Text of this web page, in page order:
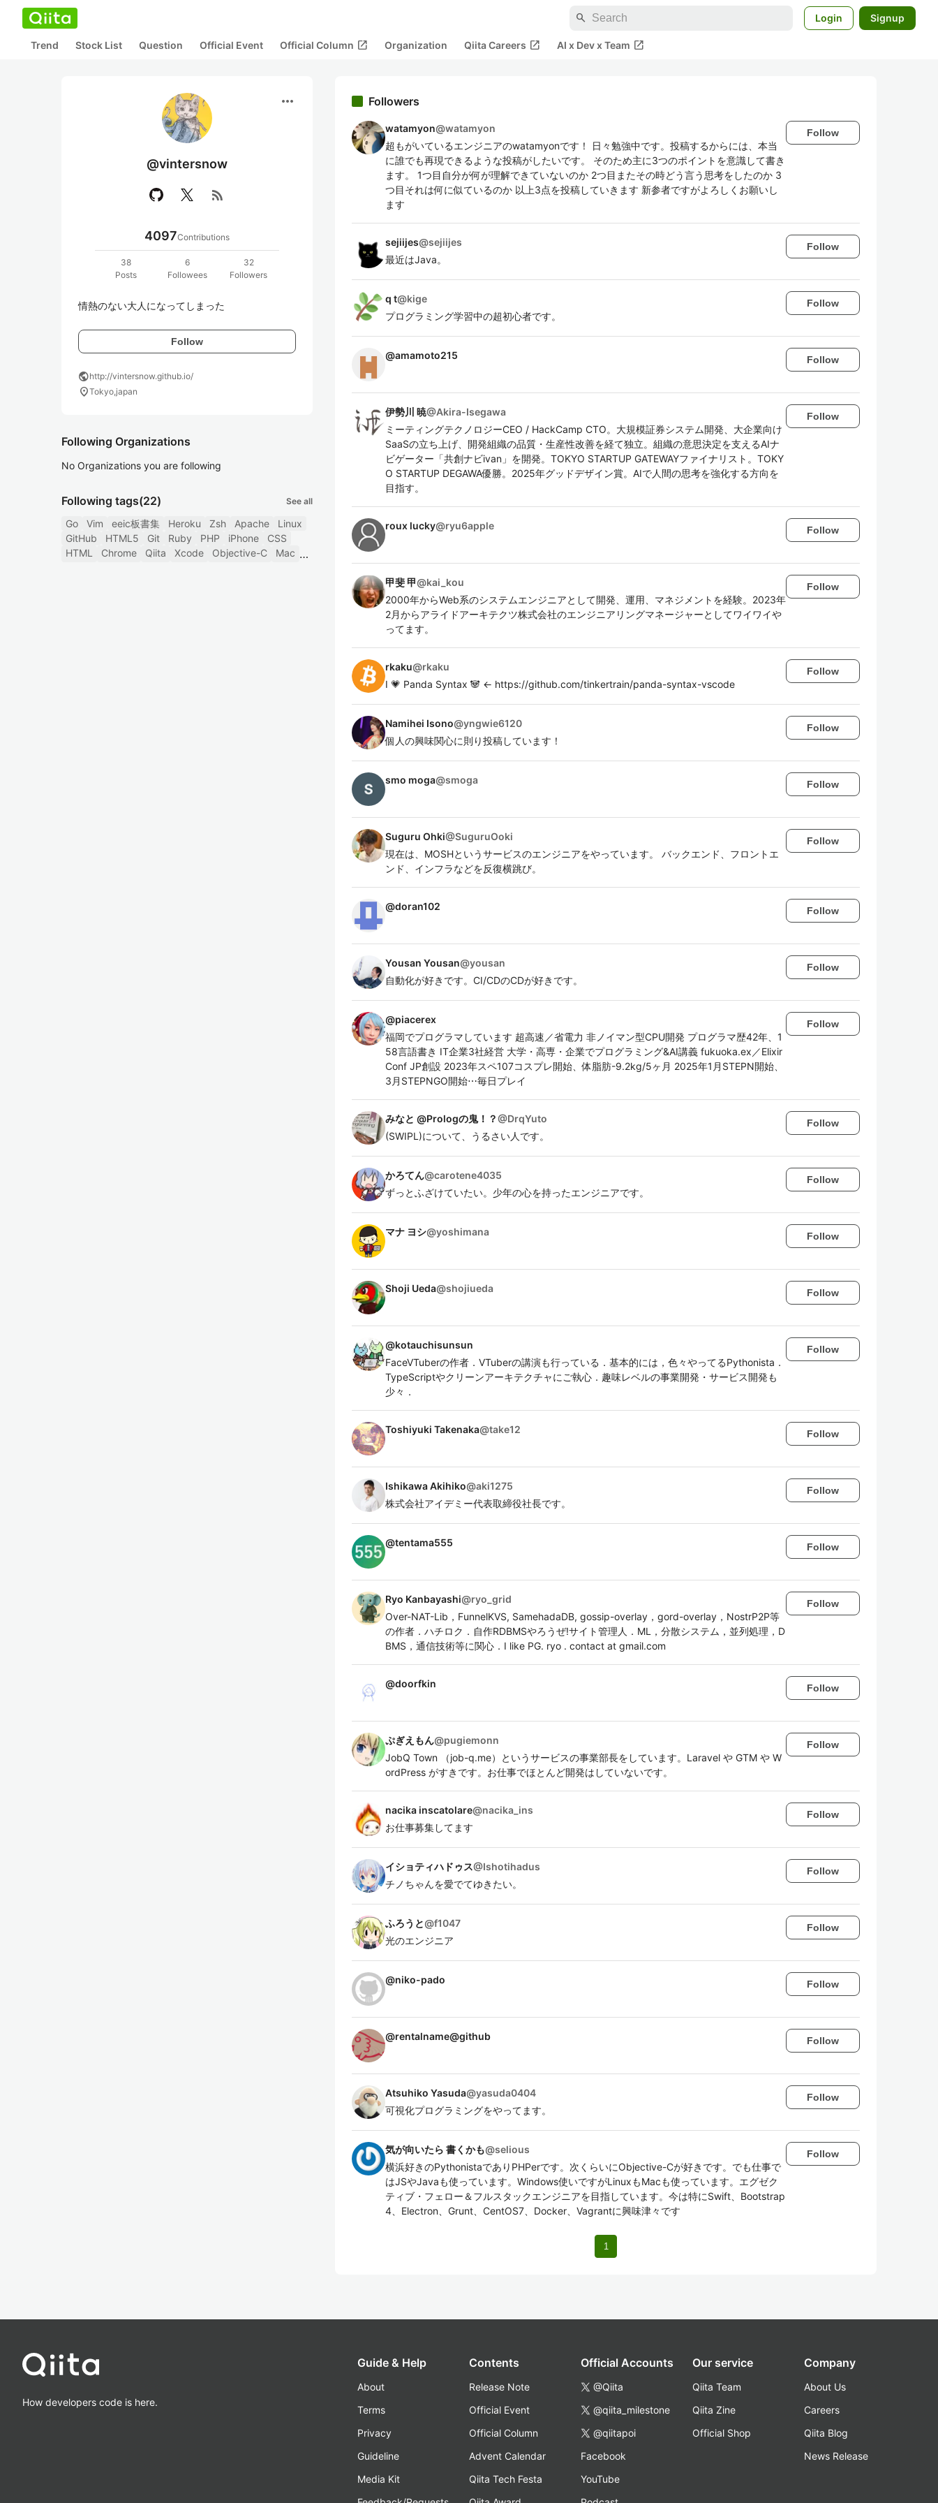
search Login Signup
Trend Stock List Question Official Event Official Column open_in_new Organization Qiita Careers open_in_new AI x Dev x Team open_in_new
more_horiz
@vintersnow
rss_feed
4097Contributions
38
Posts
6
Followees
32
Followers
情熱のない大人になってしまった
Follow
publichttp://vintersnow.github.io/
location_onTokyo,japan
Following Organizations
No Organizations you are following
Following tags(22) See all
Go Vim eeic板書集 Heroku Zsh Apache
Linux
GitHub
HTML5 Git Ruby PHP iPhone
CSS
HTML
Chrome Qiita Xcode Objective-C Mac
Followers
watamyon@watamyon
超もがいているエンジニアのwatamyonです！ 日々勉強中です。投稿するからには、本当
に誰でも再現できるような投稿がしたいです。 そのため主に3つのポイントを意識して書き
ます。 1つ目自分が何が理解できていないのか 2つ目またその時どう言う思考をしたのか 3
つ目それは何に似ているのか 以上3点を投稿していきます 新参者ですがよろしくお願いし
ます
Follow
sejiijes@sejiijes
最近はJava。
Follow
q t@kige
プログラミング学習中の超初心者です。
Follow
@amamoto215 Follow
伊勢川 暁@Akira-Isegawa
ミーティングテクノロジーCEO / HackCamp CTO。大規模証券システム開発、大企業向け
SaaSの立ち上げ、開発組織の品質・生産性改善を経て独立。組織の意思決定を支えるAIナ
ビゲーター「共創ナビivan」を開発。TOKYO STARTUP GATEWAYファイナリスト。TOKY
O STARTUP DEGAWA優勝。2025年グッドデザイン賞。AIで人間の思考を強化する方向を
目指す。
Follow
roux lucky@ryu6apple Follow
甲斐 甲@kai_kou
2000年からWeb系のシステムエンジニアとして開発、運用、マネジメントを経験。2023年
2月からアライドアーキテクツ株式会社のエンジニアリングマネージャーとしてワイワイや
ってます。
Follow
rkaku@rkaku
I 💗 Panda Syntax 🐼 <- https://github.com/tinkertrain/panda-syntax-vscode
Follow
Namihei Isono@yngwie6120
個人の興味関心に則り投稿しています！
Follow
smo moga@smoga Follow
Suguru Ohki@SuguruOoki
現在は、MOSHというサービスのエンジニアをやっています。 バックエンド、フロントエ
ンド、インフラなどを反復横跳び。
Follow
@doran102 Follow
Yousan Yousan@yousan
自動化が好きです。CI/CDのCDが好きです。
Follow
@piacerex
福岡でプログラマしています 超高速／省電力 非ノイマン型CPU開発 プログラマ歴42年、1
58言語書き IT企業3社経営 大学・高専・企業でプログラミング&AI講義 fukuoka.ex／Elixir
Conf JP創設 2023年スペ107コスプレ開始、体脂肪-9.2kg/5ヶ月 2025年1月STEPN開始、
3月STEPNGO開始⋯毎日プレイ
Follow
みなと @Prologの鬼！？@DrqYuto
(SWIPL)について、うるさい人です。
Follow
かろてん@carotene4035
ずっとふざけていたい。少年の心を持ったエンジニアです。
Follow
マナ ヨシ@yoshimana Follow
Shoji Ueda@shojiueda Follow
@kotauchisunsun
FaceVTuberの作者．VTuberの講演も行っている．基本的には，色々やってるPythonista．
TypeScriptやクリーンアーキテクチャにご執心．趣味レベルの事業開発・サービス開発も
少々．
Follow
Toshiyuki Takenaka@take12 Follow
Ishikawa Akihiko@aki1275
株式会社アイデミー代表取締役社長です。
Follow
@tentama555 Follow
Ryo Kanbayashi@ryo_grid
Over-NAT-Lib，FunnelKVS, SamehadaDB, gossip-overlay，gord-overlay，NostrP2P等
の作者．ハチロク．自作RDBMSやろうぜ!サイト管理人．ML，分散システム，並列処理，D
BMS，通信技術等に関心．I like PG. ryo . contact at gmail.com
Follow
@doorfkin Follow
ぷぎえもん@pugiemonn
JobQ Town （job-q.me）というサービスの事業部長をしています。Laravel や GTM や W
ordPress がすきです。お仕事でほとんど開発はしていないです。
Follow
nacika inscatolare@nacika_ins
お仕事募集してます
Follow
イショティハドゥス@Ishotihadus
チノちゃんを愛でてゆきたい。
Follow
ふろうと@f1047
光のエンジニア
Follow
@niko-pado Follow
@rentalname@github Follow
Atsuhiko Yasuda@yasuda0404
可視化プログラミングをやってます。
Follow
気が向いたら 書くかも@selious
横浜好きのPythonistaでありPHPerです。次くらいにObjective-Cが好きです。でも仕事で
はJSやJavaも使っています。Windows使いですがLinuxもMacも使っています。エグゼク
ティブ・フェロー＆フルスタックエンジニアを目指しています。今は特にSwift、Bootstrap
4、Electron、Grunt、CentOS7、Docker、Vagrantに興味津々です
Follow
1
How developers code is here.
Guide & Help
About
Terms
Privacy
Guideline
Media Kit
Contents
Release Note
Official Event
Official Column
Advent Calendar
Qiita Tech Festa
Official Accounts
@Qiita
@qiita_milestone
@qiitapoi
Facebook
YouTube
Our service
Qiita Team
Qiita Zine
Official Shop
Company
About Us
Careers
Qiita Blog
News Release